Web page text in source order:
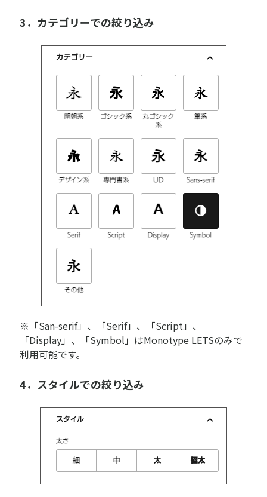
3．カテゴリーでの絞り込み
※「San-serif」、「Serif」、「Script」、
「Display」、「Symbol」はMonotype LETSのみで
利用可能です。
4．スタイルでの絞り込み